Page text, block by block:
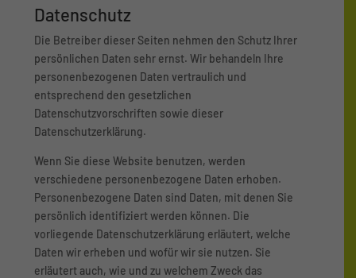
Datenschutz
Die Betreiber dieser Seiten nehmen den Schutz Ihrer
persönlichen Daten sehr ernst. Wir behandeln Ihre
personenbezogenen Daten vertraulich und
entsprechend den gesetzlichen
Datenschutzvorschriften sowie dieser
Datenschutzerklärung.
Wenn Sie diese Website benutzen, werden
verschiedene personenbezogene Daten erhoben.
Personenbezogene Daten sind Daten, mit denen Sie
persönlich identifiziert werden können. Die
vorliegende Datenschutzerklärung erläutert, welche
Daten wir erheben und wofür wir sie nutzen. Sie
erläutert auch, wie und zu welchem Zweck das